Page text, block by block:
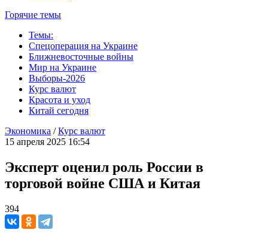
Горячие темы
Темы:
Спецоперация на Украине
Ближневосточные войны
Мир на Украине
Выборы-2026
Курс валют
Красота и уход
Китай сегодня
Экономика /Курс валют
15 апреля 2025 16:54
Эксперт оценил роль России в
торговой войне США и Китая
394